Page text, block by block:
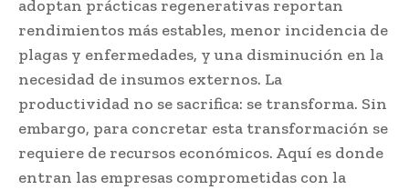
adoptan prácticas regenerativas reportan
rendimientos más estables, menor incidencia de
plagas y enfermedades, y una disminución en la
necesidad de insumos externos. La
productividad no se sacrifica: se transforma. Sin
embargo, para concretar esta transformación se
requiere de recursos económicos. Aquí es donde
entran las empresas comprometidas con la